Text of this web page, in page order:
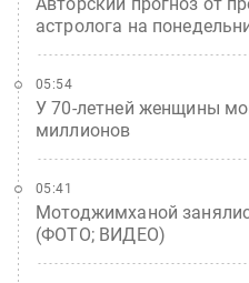
астролога на
У 70-летней женщины
миллионов
05:54
Мотоджимханой
(ФОТО; ВИДЕО)
05:41